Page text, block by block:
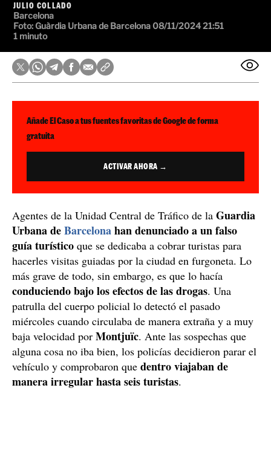
JULIO COLLADO
Barcelona
Foto:Guàrdia Urbana de Barcelona 08/11/2024 21:51
1 minuto
Añade El Caso a tus fuentes favoritas de Google de forma
gratuita
ACTIVAR AHORA →
Agentes de la Unidad Central de Tráfico de la Guardia
Urbana deBarcelonahan denunciado a un falso
guía turístico que se dedicaba a cobrar turistas para
hacerles visitas guiadas por la ciudad en furgoneta. Lo
más grave de todo, sin embargo, es que lo hacía
conduciendo bajo los efectos de las drogas. Una
patrulla del cuerpo policial lo detectó el pasado
miércoles cuando circulaba de manera extraña y a muy
baja velocidad por Montjuïc. Ante las sospechas que
alguna cosa no iba bien, los policías decidieron parar el
vehículo y comprobaron que dentro viajaban de
manera irregular hasta seis turistas.